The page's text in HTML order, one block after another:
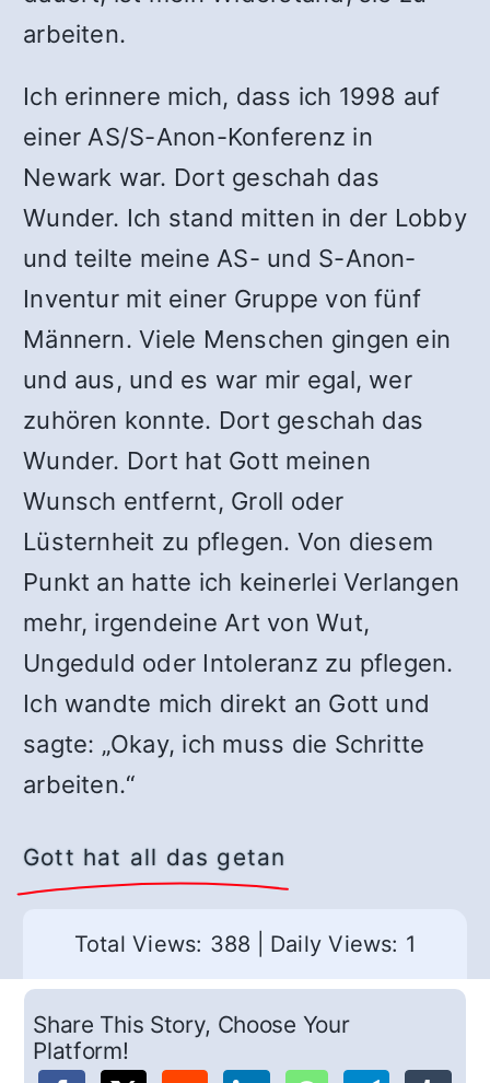
arbeiten.
Ich erinnere mich, dass ich 1998 auf
einer AS/S-Anon-Konferenz in
Newark war. Dort geschah das
Wunder. Ich stand mitten in der Lobby
und teilte meine AS- und S-Anon-
Inventur mit einer Gruppe von fünf
Männern. Viele Menschen gingen ein
und aus, und es war mir egal, wer
zuhören konnte. Dort geschah das
Wunder. Dort hat Gott meinen
Wunsch entfernt, Groll oder
Lüsternheit zu pflegen. Von diesem
Punkt an hatte ich keinerlei Verlangen
mehr, irgendeine Art von Wut,
Ungeduld oder Intoleranz zu pflegen.
Ich wandte mich direkt an Gott und
sagte: „Okay, ich muss die Schritte
arbeiten.“
Gott hat all das getan
Total Views: 388 Daily Views: 1
Share This Story, Choose Your
Platform!